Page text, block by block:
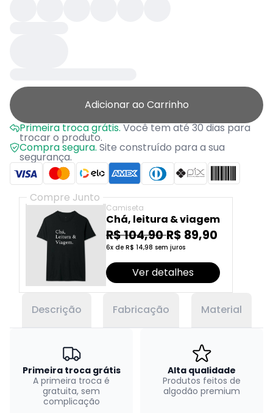
Adicionar ao Carrinho
Primeira troca grátis.Você tem até 30 dias para
trocar o produto.
Compra segura. Site construído para a sua
segurança.
Compre Junto
Camiseta
Chá, leitura & viagem
R$ 104,90 R$ 89,90
6x de R$ 14,98 sem juros
Ver detalhes
Descrição Fabricação Material
Primeira troca grátis
A primeira troca é
gratuita, sem
complicação
Alta qualidade
Produtos feitos de
algodão premium